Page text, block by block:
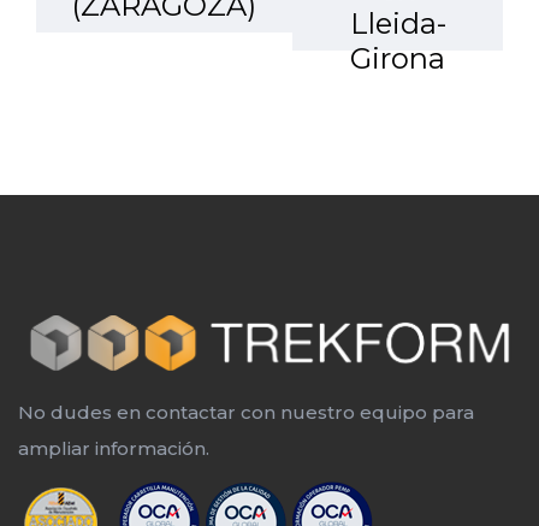
Lleida-
Girona
No dudes en contactar con nuestro equipo para
ampliar información.